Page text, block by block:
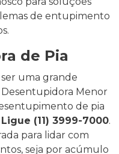
de entupimento
de Pia
uma grande
Desentupidora Menor
de pia
Ligue (11) 3999-7000.
para lidar com
seja por acúmulo